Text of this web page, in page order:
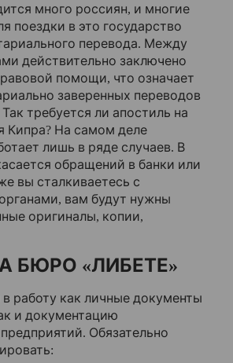
много россиян, и многие
поездки в это государство
перевода. Между
действительно заключено
помощи, что означает
заверенных переводов
требуется ли апостиль на
Кипра? На самом деле
лишь в ряде случаев. В
обращений в банки или
вы сталкиваетесь с
вам будут нужны
оригиналы, копии,
БЮРО «ЛИБЕТЕ»
работу как личные документы
и документацию
Обязательно